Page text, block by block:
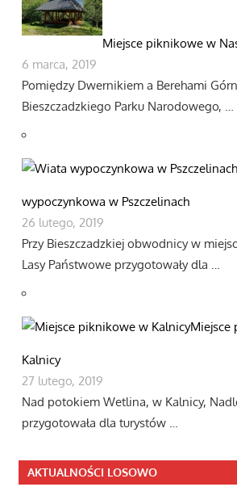
Miejsce piknikowe w
6 marca, 2019
Pomiędzy Dwernikiem a Berehami
Bieszczadzkiego Parku Narodowego, …
wypoczynkowa w Pszczelinach
26 lutego, 2019
Przy Bieszczadzkiej obwodnicy w
Lasy Państwowe przygotowały dla …
Miejsce
Kalnicy
27 lutego, 2019
Nad potokiem Wetlina, w Kalnicy,
przygotowała dla turystów …
AKTUALNOŚCI LOSOWO